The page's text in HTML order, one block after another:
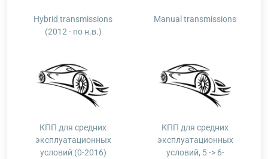
Hybrid transmissions
(2012 - по н.в.)
Manual transmissions
КПП для средних
эксплуатационных
условий (0-2016)
КПП для средних
эксплуатационных
условий, 5 -> 6-